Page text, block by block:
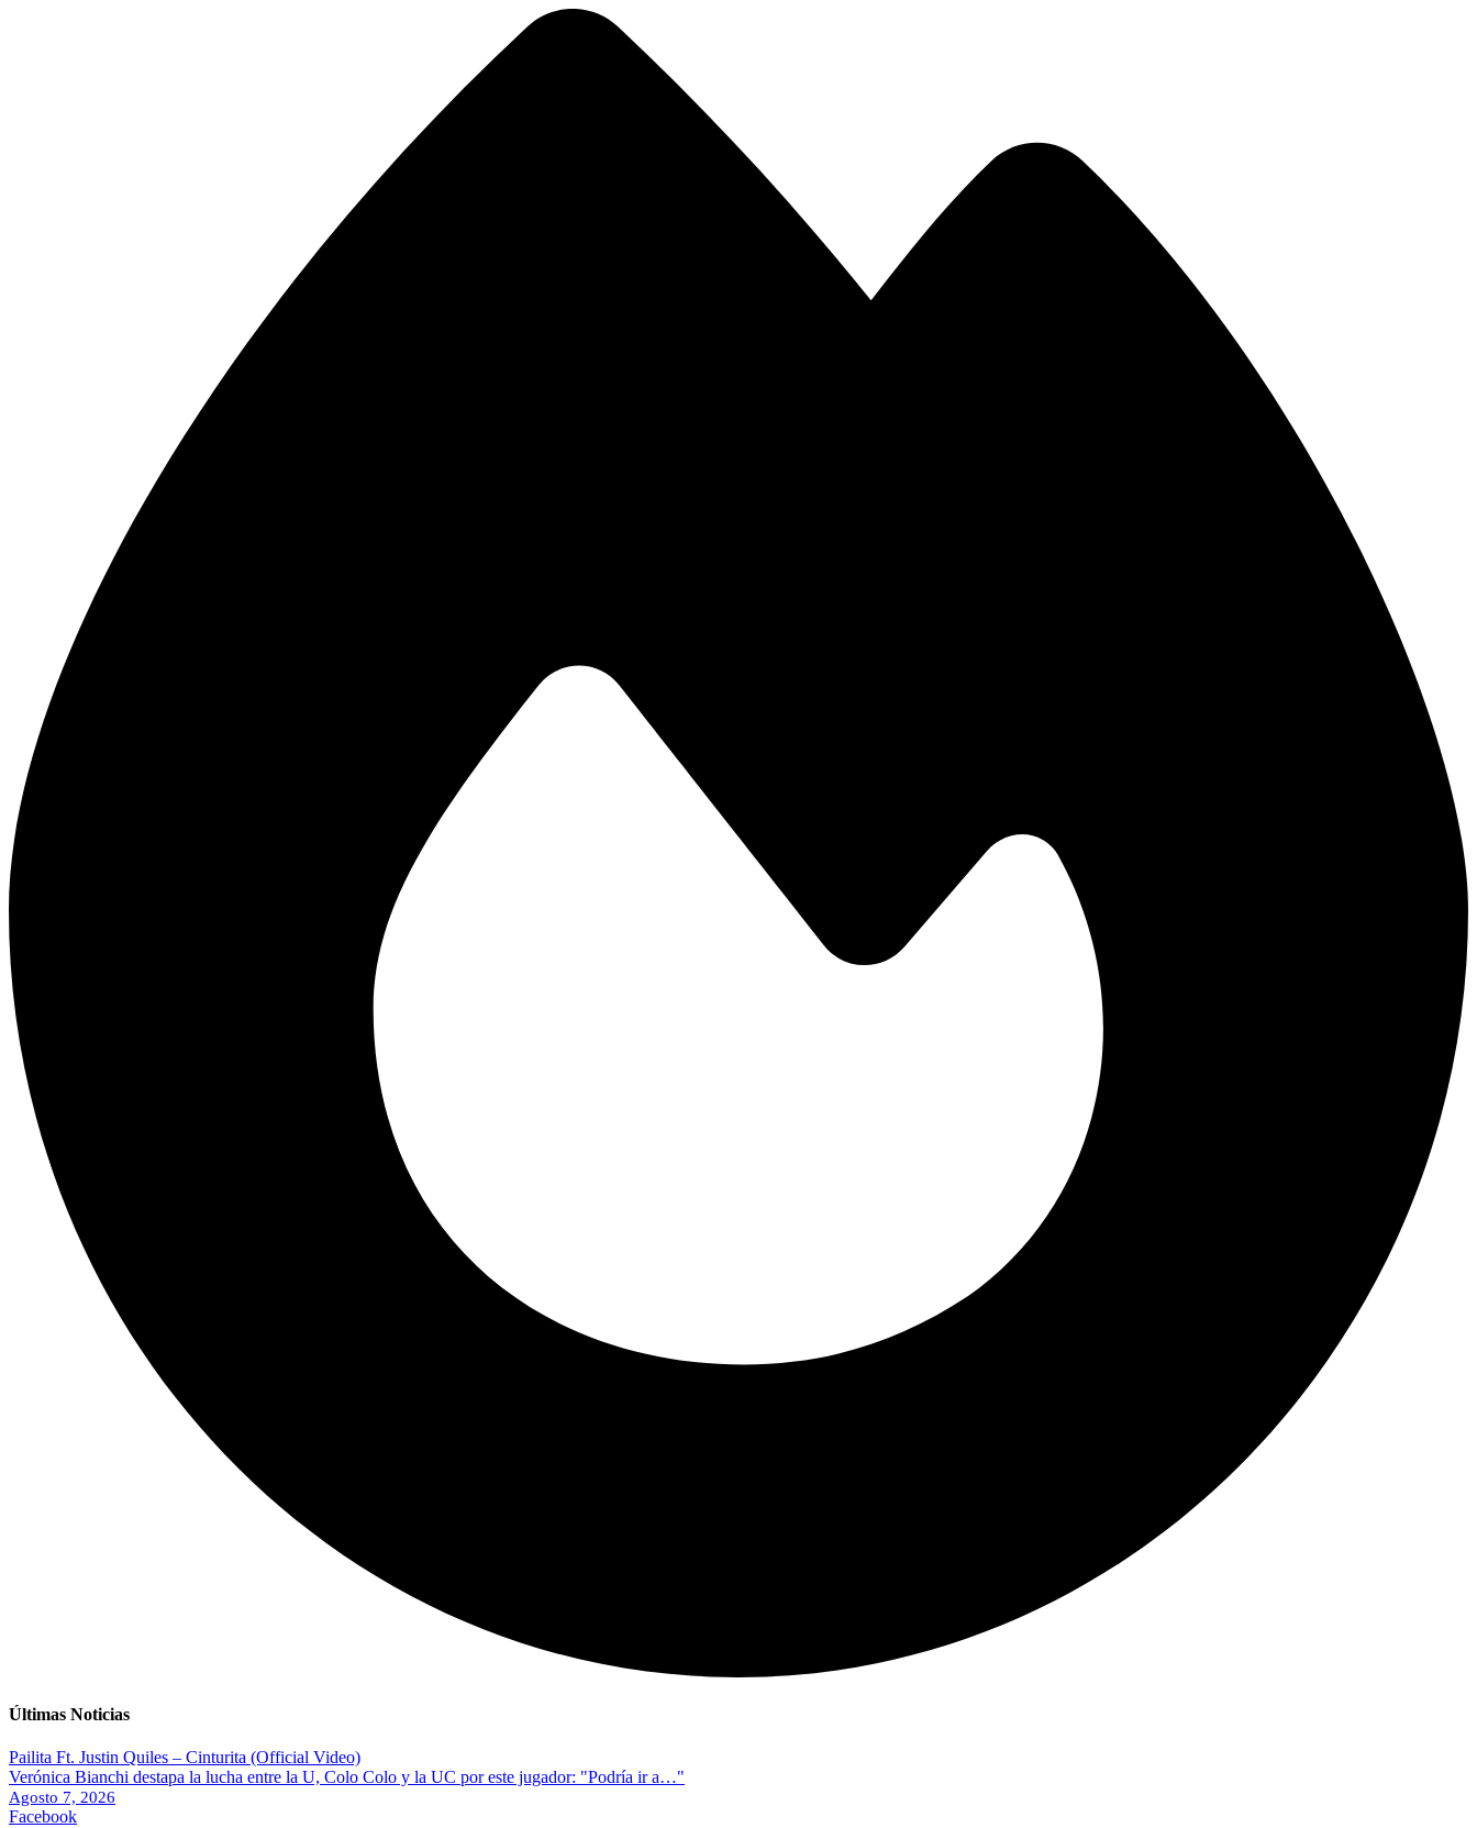
Últimas Noticias
Pailita Ft. Justin Quiles – Cinturita (Official Video)
Verónica Bianchi destapa la lucha entre la U, Colo Colo y la UC por este jugador: "Podría ir a…"
Agosto 7, 2026
Facebook